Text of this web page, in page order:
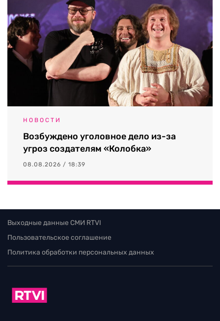
НОВОСТИ
Возбуждено уголовное дело из-за
угроз создателям «Колобка»
08.08.2026 / 18:39
Выходные данные СМИ RTVI
Пользовательское соглашение
Политика обработки персональных данных